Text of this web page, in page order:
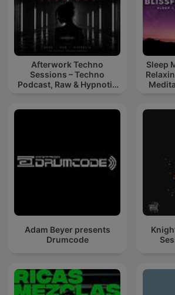
Afterwork Techno
Sessions – Techno
Podcast, Raw & Hypnotic
Sleep
Adam Beyer presents
Drumcode